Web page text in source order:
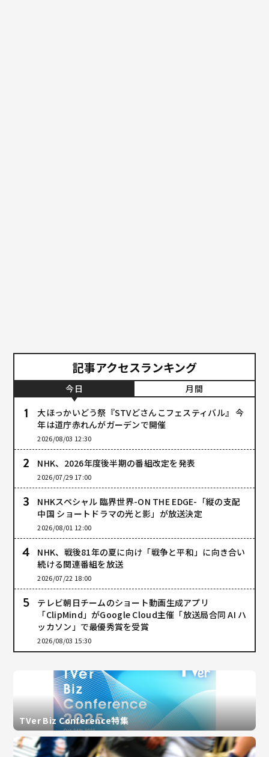
記事アクセスランキング
今日
月間
大ほっかいどう祭『STVどさんこフェスティバル』 今
年は道庁赤れんがガーデンで開催
2026/08/03 12:30
NHK、2026年度後半期の番組改定を発表
2026/07/29 17:00
NHKスペシャル 臨界世界-ON THE EDGE-「縦の支配
中国 ショートドラマの光と影」が放送決定
2026/08/01 12:00
NHK、戦後81年の夏に向け「戦争と平和」に向き合い
続ける関連番組を放送
2026/07/22 18:00
テレビ朝日チームのショート動画生成アプリ
「ClipMind」がGoogle Cloud主催「放送局合同 AI ハ
ッカソン」で最優秀賞を受賞
2026/08/03 15:30
TVer Biz Conference特集